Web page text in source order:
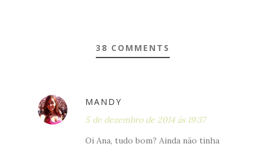
38 COMMENTS
MANDY
5 de dezembro de 2014 às 19:37
Oi Ana, tudo bom? Ainda não tinha